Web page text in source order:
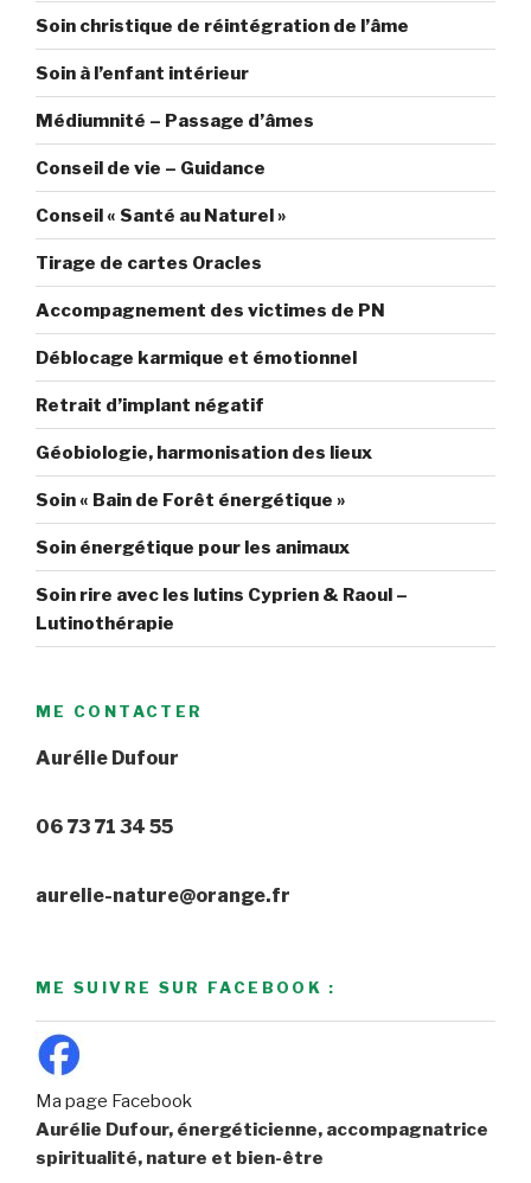
Soin christique de réintégration de l’âme
Soin à l’enfant intérieur
Médiumnité – Passage d’âmes
Conseil de vie – Guidance
Conseil « Santé au Naturel »
Tirage de cartes Oracles
Accompagnement des victimes de PN
Déblocage karmique et émotionnel
Retrait d’implant négatif
Géobiologie, harmonisation des lieux
Soin « Bain de Forêt énergétique »
Soin énergétique pour les animaux
Soin rire avec les lutins Cyprien & Raoul –
Lutinothérapie
ME CONTACTER
Aurélie Dufour
06 73 71 34 55
aurelie-nature@orange.fr
ME SUIVRE SUR FACEBOOK :
Ma page Facebook
Aurélie Dufour, énergéticienne, accompagnatrice
spiritualité, nature et bien-être